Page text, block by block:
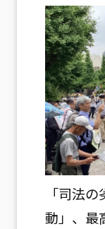
「司法
動」、最